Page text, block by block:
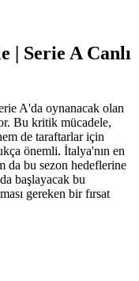
| Serie A Canlı
A'da oynanacak olan
Bu kritik mücadele,
de taraftarlar için
önemli. İtalya'nın en
da bu sezon hedeflerine
başlayacak bu
gereken bir fırsat